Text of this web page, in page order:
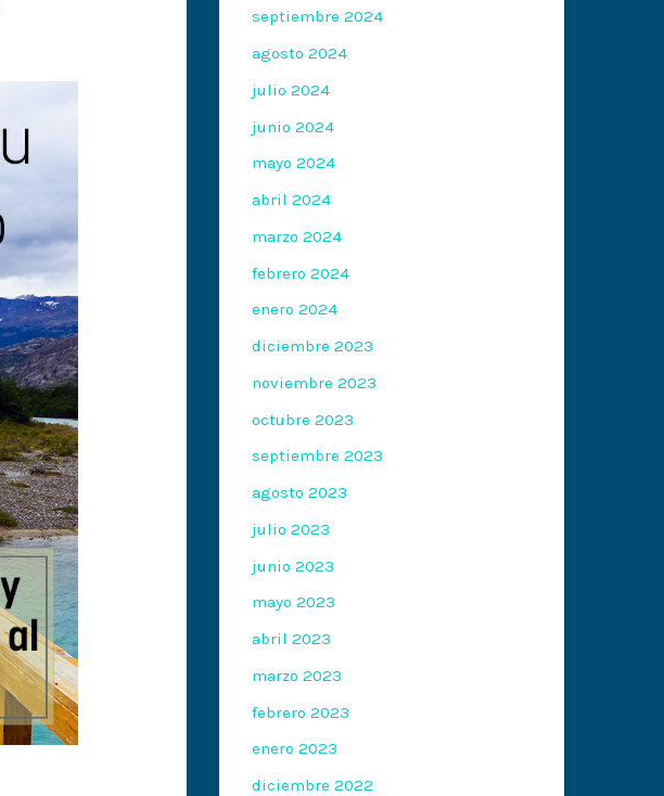
septiembre 2024
agosto 2024
julio 2024
junio 2024
mayo 2024
abril 2024
marzo 2024
febrero 2024
enero 2024
diciembre 2023
noviembre 2023
octubre 2023
septiembre 2023
agosto 2023
julio 2023
junio 2023
mayo 2023
abril 2023
marzo 2023
febrero 2023
enero 2023
diciembre 2022